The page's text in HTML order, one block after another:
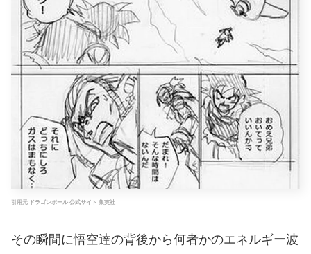
引用元 ドラゴンボール 公式サイト 集英社
その瞬間に悟空達の背後から何者かのエネルギー波